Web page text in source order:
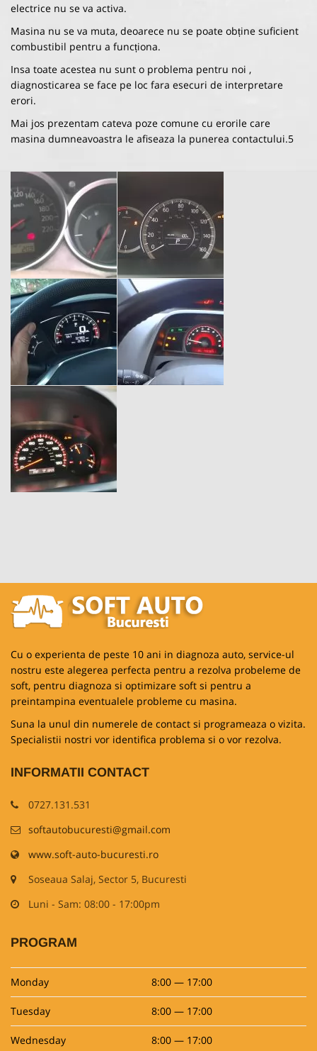
electrice nu se va activa.
Masina nu se va muta, deoarece nu se poate obține suficient
combustibil pentru a funcționa.
Insa toate acestea nu sunt o problema pentru noi ,
diagnosticarea se face pe loc fara esecuri de interpretare
erori.
Mai jos prezentam cateva poze comune cu erorile care
masina dumneavoastra le afiseaza la punerea contactului.5
Cu o experienta de peste 10 ani in diagnoza auto, service-ul
nostru este alegerea perfecta pentru a rezolva probeleme de
soft, pentru diagnoza si optimizare soft si pentru a
preintampina eventualele probleme cu masina.
Suna la unul din numerele de contact si programeaza o vizita.
Specialistii nostri vor identifica problema si o vor rezolva.
INFORMATII CONTACT
0727.131.531
softautobucuresti@gmail.com
www.soft-auto-bucuresti.ro
Soseaua Salaj, Sector 5, Bucuresti
Luni - Sam: 08:00 - 17:00pm
PROGRAM
Monday 8:00 — 17:00
Tuesday 8:00 — 17:00
Wednesday 8:00 — 17:00